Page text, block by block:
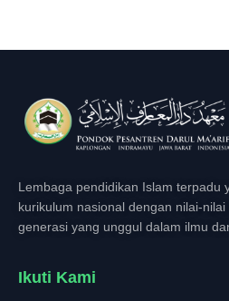
Lembaga pendidikan Islam terpadu
kurikulum nasional dengan nilai-
generasi yang unggul dalam ilmu
Ikuti Kami